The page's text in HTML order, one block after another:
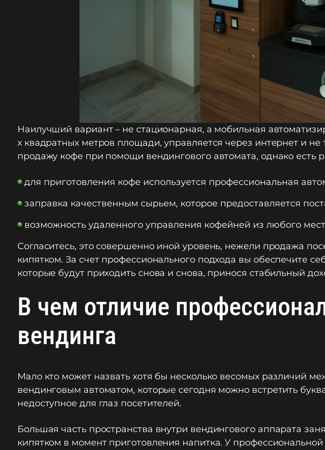
Наилучший вариант – не стационарная, а мобильная
х квадратных метров площади, управляется через интернет и
продажу кофе при помощи вендингового автомата, однако
для приготовления кофе используется профессиональная
заправка качественным сырьем, которое предоставляется
возможность удаленного управления кофейней из любого
Согласитесь, это совершенно иной уровень, нежели продажа
кипятком. За счет профессионального подхода вы обеспечите
которые будут приходить снова и снова, принося стабильный
В чем отличие
вендинга
Мало кто может назвать хотя бы несколько весомых различий
вендинговым автоматом, которые сегодня можно встретить
недоступное для глаз посетителей.
Большая часть пространства внутри вендингового аппарата
кипятком в момент приготовления напитка. У